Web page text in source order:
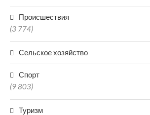
Происшествия
(3 774)
Сельское хозяйство
Спорт
(9 803)
Туризм